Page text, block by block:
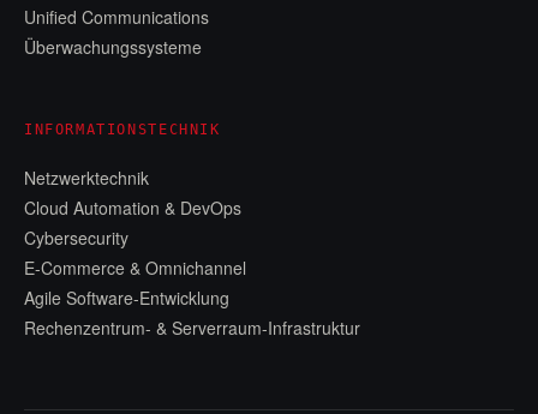
Unified Communications
Überwachungssysteme
INFORMATIONSTECHNIK
Netzwerktechnik
Cloud Automation & DevOps
Cybersecurity
E-Commerce & Omnichannel
Agile Software-Entwicklung
Rechenzentrum- & Serverraum-Infrastruktur